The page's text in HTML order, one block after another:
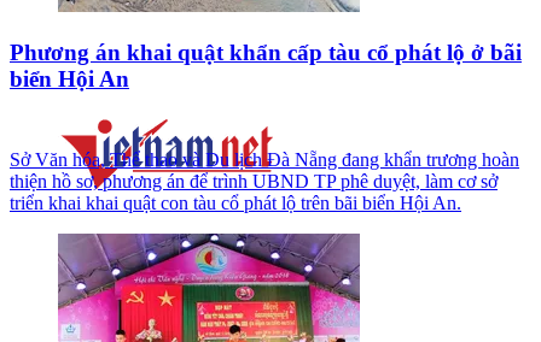
Phương án khai quật khẩn cấp tàu cổ phát lộ ở bãi
biển Hội An
Sở Văn hóa, Thể thao và Du lịch Đà Nẵng đang khẩn trương hoàn
thiện hồ sơ, phương án để trình UBND TP phê duyệt, làm cơ sở
triển khai khai quật con tàu cổ phát lộ trên bãi biển Hội An.